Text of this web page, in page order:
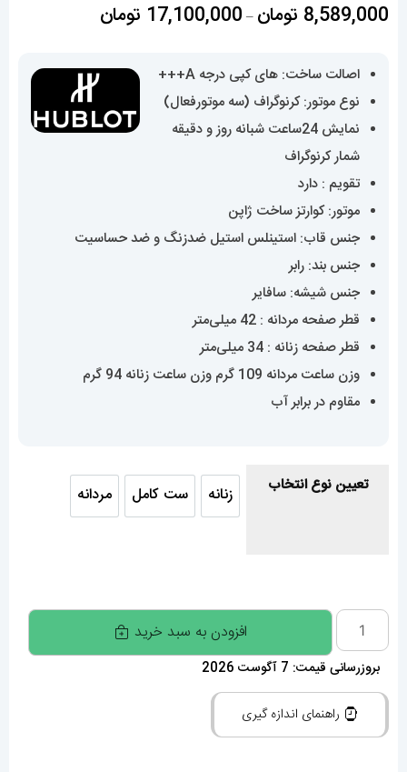
8,589,000 تومان –
17,100,000 تومان
8,589,000 تومان
تا
17,100,000 تومان
اصالت ساخت: های کپی درجه A+++
نوع موتور: کرنوگراف (سه موتورفعال)
نمایش 24ساعت شبانه روز و دقیقه
شمار کرنوگراف
تقویم : دارد
موتور: کوارتز ساخت ژاپن
جنس قاب: استینلس استیل ضدزنگ و ضد حساسیت
جنس بند: رابر
جنس شیشه: سافایر
قطر صفحه مردانه : 42 میلی‌متر
قطر صفحه زنانه : 34 میلی‌متر
وزن ساعت مردانه 109 گرم وزن ساعت زنانه 94 گرم
مقاوم در برابر آب
تعیین نوع انتخاب زنانه ست کامل
ست کامل مردانه
ساعت
ست
هابلوت
مردانه
و
افزودن به سبد خرید
بروزرسانی قیمت: 7 آگوست 2026
راهنمای اندازه گیری